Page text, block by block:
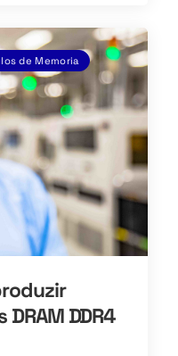
de Memoria
DDR4